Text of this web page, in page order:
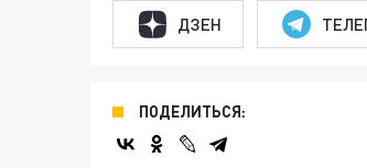
ДЗЕН
ПОДЕЛИТЬСЯ: